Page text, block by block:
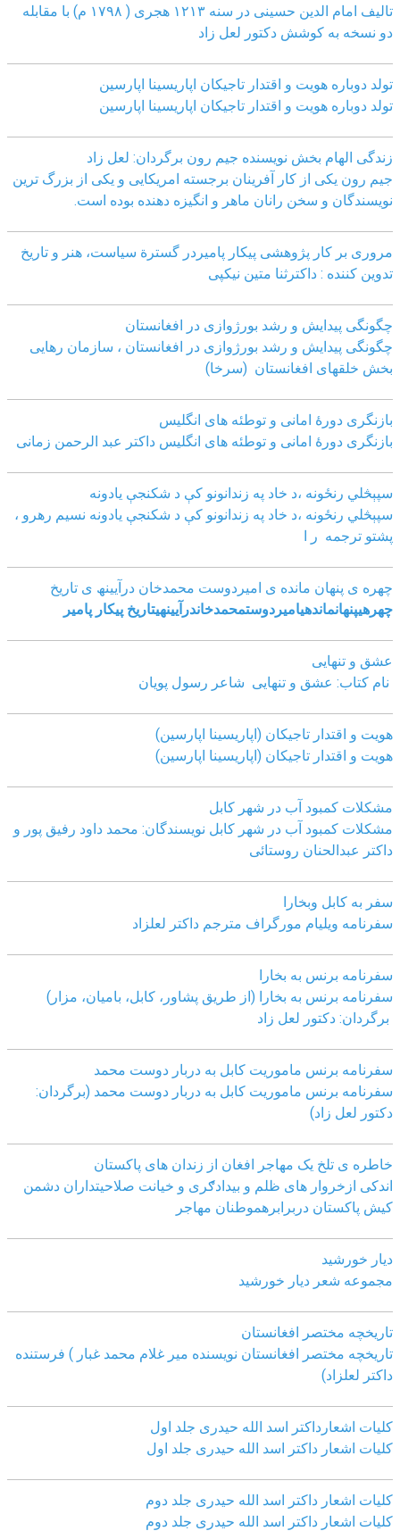
تالیف امام الدین حسینی در سنه ۱۲۱۳ هجری ( ۱۷۹۸ م) با مقابله
دو نسخه به کوشش دکتور لعل زاد
تولد دوباره هویت و اقتدار تاجیکان اپاریسینا اپارسین
تولد دوباره هویت و اقتدار تاجیکان اپاریسینا اپارسین
زندگی الهام بخش نویسنده جیم رون برگردان: لعل زاد
جیم رون یکی از کار آفرینان برجسته امریکایی و یکی از بزرگ ترین
نویسندگان و سخن رانان ماهر و انگیزه دهنده بوده است.
مروری بر کار پژوهشی پیکار پامیردر گسترة سیاست، هنر و تاریخ
تدوین کننده : داکترثنا متین نیکپی
چگونگی پیدایش و رشد بورژوازی در افغانستان
چگونگی پیدایش و رشد بورژوازی در افغانستان ، سازمان رهایی
بخش خلقهای افغانستان (سرخا)
بازنگرى دورۀ امانى و توطئه هاى انگليس
بازنگرى دورۀ امانى و توطئه هاى انگليس داکتر عبد الرحمن زمانى
سپېڅلي رنځونه ،د خاد په زندانونو کې د شکنجې یادونه
سپېڅلي رنځونه ،د خاد په زندانونو کې د شکنجې یادونه نسیم رهرو ،
پشتو ترجمه ر ا
چھره ی پنھان مانده ی امیردوست محمدخان درآیینھ ی تاریخ
چھرهیپنھانماندهیامیردوستمحمدخاندرآیینھیتاریخ پیکار پامیر
عشق و تنهایی
نام کتاب: عشق و تنهایی شاعر رسول پویان
هویت و اقتدار تاجیکان (اپاریسینا اپارسین)
هویت و اقتدار تاجیکان (اپاریسینا اپارسین)
مشکلات کمبود آب در شهر کابل
مشکلات کمبود آب در شهر کابل نویسندگان: محمد داود رفیق پور و
داکتر عبدالحنان روستائی
سفر به کابل وبخارا
سفرنامه ویلیام مورگراف مترجم داکتر لعلزاد
سفرنامه برنس به بخارا
سفرنامه برنس به بخارا (از طریق پشاور، کابل، بامیان، مزار)
برگردان: دکتور لعل زاد
سفرنامه برنس ماموریت کابل به دربار دوست محمد
سفرنامه برنس ماموریت کابل به دربار دوست محمد (برگردان:
دکتور لعل زاد)
خاطره ی تلخ یک مھاجر افغان از زندان ھای پاکستان
اندکی ازخروار ھای ظلم و بیدادګری و خیانت صلاحیتداران دشمن
کیش پاکستان دربرابرھموطنان مھاجر
دیار خورشید
مجموعه شعر دیار خورشید
تاریخچه مختصر افغانستان
تاریخچه مختصر افغانستان نویسنده میر غلام محمد غبار ) فرستنده
داکتر لعلزاد)
کلیات اشعارداکتر اسد الله حیدری جلد اول
کلیات اشعار داکتر اسد الله حیدری جلد اول
کلیات اشعار داکتر اسد الله حیدری جلد دوم
کلیات اشعار داکتر اسد الله حیدری جلد دوم